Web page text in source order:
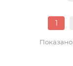
1
Показано